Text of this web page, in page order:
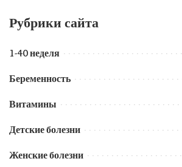
Рубрики сайта
1-40 неделя
Беременность
Витамины
Детские болезни
Женские болезни